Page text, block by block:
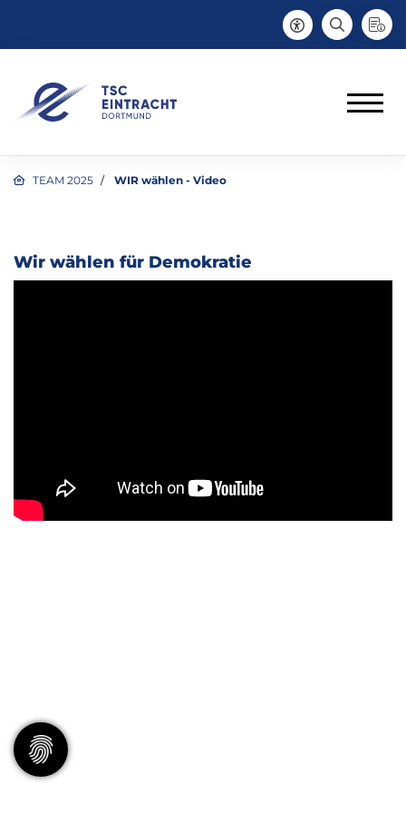
TEAM 2025 WIR wählen - Video
Wir wählen für Demokratie